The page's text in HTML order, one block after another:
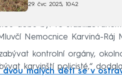
29. čvc 2025, 10:42
dobu byl ve
Nemocnice Karviná-Ráj
kontrolní orgány,
karvinští policisté,“
dvou malých dětí se v